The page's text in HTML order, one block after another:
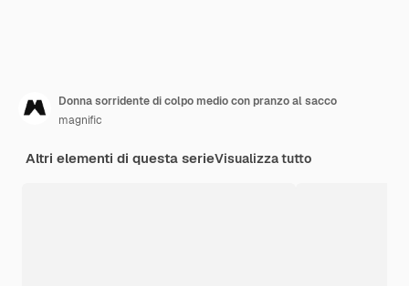
Donna sorridente di colpo medio con pranzo al sacco
magnific
Altri elementi di questa serieVisualizza tutto